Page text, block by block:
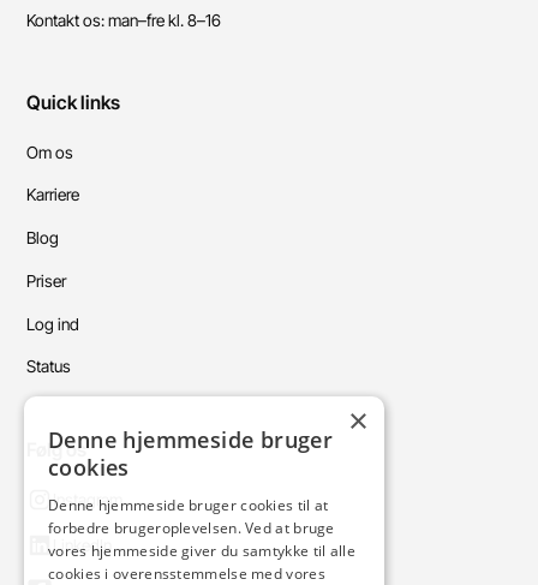
Kontakt os: man–fre kl. 8–16
Quick links
Om os
Karriere
Blog
Priser
Log ind
Status
Følg os
Instagram
LinkedIn
×
Denne hjemmeside bruger
cookies
Denne hjemmeside bruger cookies til at
forbedre brugeroplevelsen. Ved at bruge
vores hjemmeside giver du samtykke til alle
cookies i overensstemmelse med vores